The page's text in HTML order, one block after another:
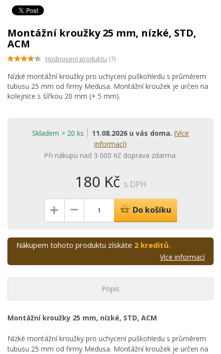
Montážní kroužky 25 mm, nízké, STD,
ACM
Hodnocení produktu (7)
Nízké montážní kroužky pro uchycení puškohledu s průměrem
tubusu 25 mm od firmy Medusa. Montážní kroužek je určen na
kolejnice s šířkou 20 mm (+ 5 mm).
Skladem > 20 ks 11.08.2026 u vás doma. (Více
informací)
Při nákupu nad 3 000 Kč doprava zdarma.
180 Kč s DPH
+ – Do košíku
Nákupem tohoto produktu získáte 2 kreditů.
Více informací
Popis
Montážní kroužky 25 mm, nízké, STD, ACM
Nízké montážní kroužky pro uchycení puškohledu s průměrem
tubusu 25 mm od firmy Medusa. Montážní kroužek je určen na